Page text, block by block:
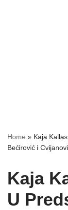
Home » Kaja
Bećirović i
Kaja
U